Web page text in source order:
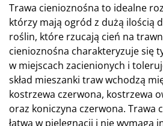
Trawa cienioznośna to idealne
którzy mają ogród z dużą ilością
roślin, które rzucają cień na
cienioznośna charakteryzuje się
w miejscach zacienionych i
skład mieszanki traw wchodzą
kostrzewa czerwona, kostrzewa
oraz koniczyna czerwona. Trawa
łatwa w pielęgnacji i nie wymaga